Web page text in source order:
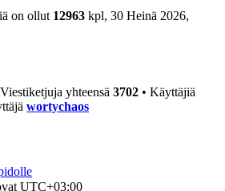
on ollut 12963 kpl, 30 Heinä 2026,
yhteensä 3702 • Käyttäjiä
wortychaos
UTC+03:00